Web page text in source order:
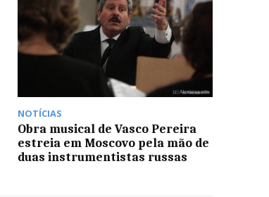
NOTÍCIAS
Obra musical de Vasco Pereira
estreia em Moscovo pela mão de
duas instrumentistas russas